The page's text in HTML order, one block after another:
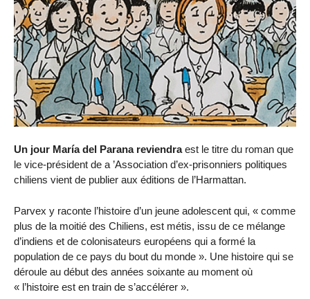
Un jour María del Parana reviendraest le titre du roman que
le vice-président de a ’Association d’ex-prisonniers politiques
chiliens vient de publier aux éditions de l’Harmattan.
Parvex y raconte l’histoire d’un jeune adolescent qui, « comme
plus de la moitié des Chiliens, est métis, issu de ce mélange
d’indiens et de colonisateurs européens qui a formé la
population de ce pays du bout du monde ». Une histoire qui se
déroule au début des années soixante au moment où
« l’histoire est en train de s’accélérer ».